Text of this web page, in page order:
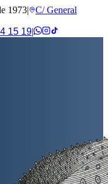
1973|
C/ General
15 19|